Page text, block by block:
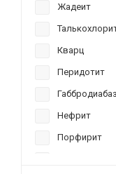
Брат
Космос
Союз
Настоящий
Дамская
Сабантуй
Жадеит
Кварц
Перидотит
Габбродиабаз
Нефрит
Порфирит